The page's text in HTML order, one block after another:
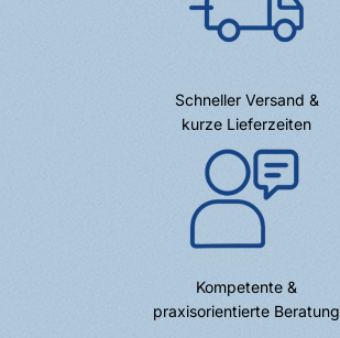
Schneller Versand &
kurze Lieferzeiten
Kompetente &
praxisorientierte Beratung